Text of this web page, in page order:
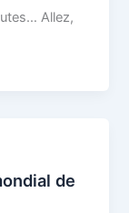
Allez,
de